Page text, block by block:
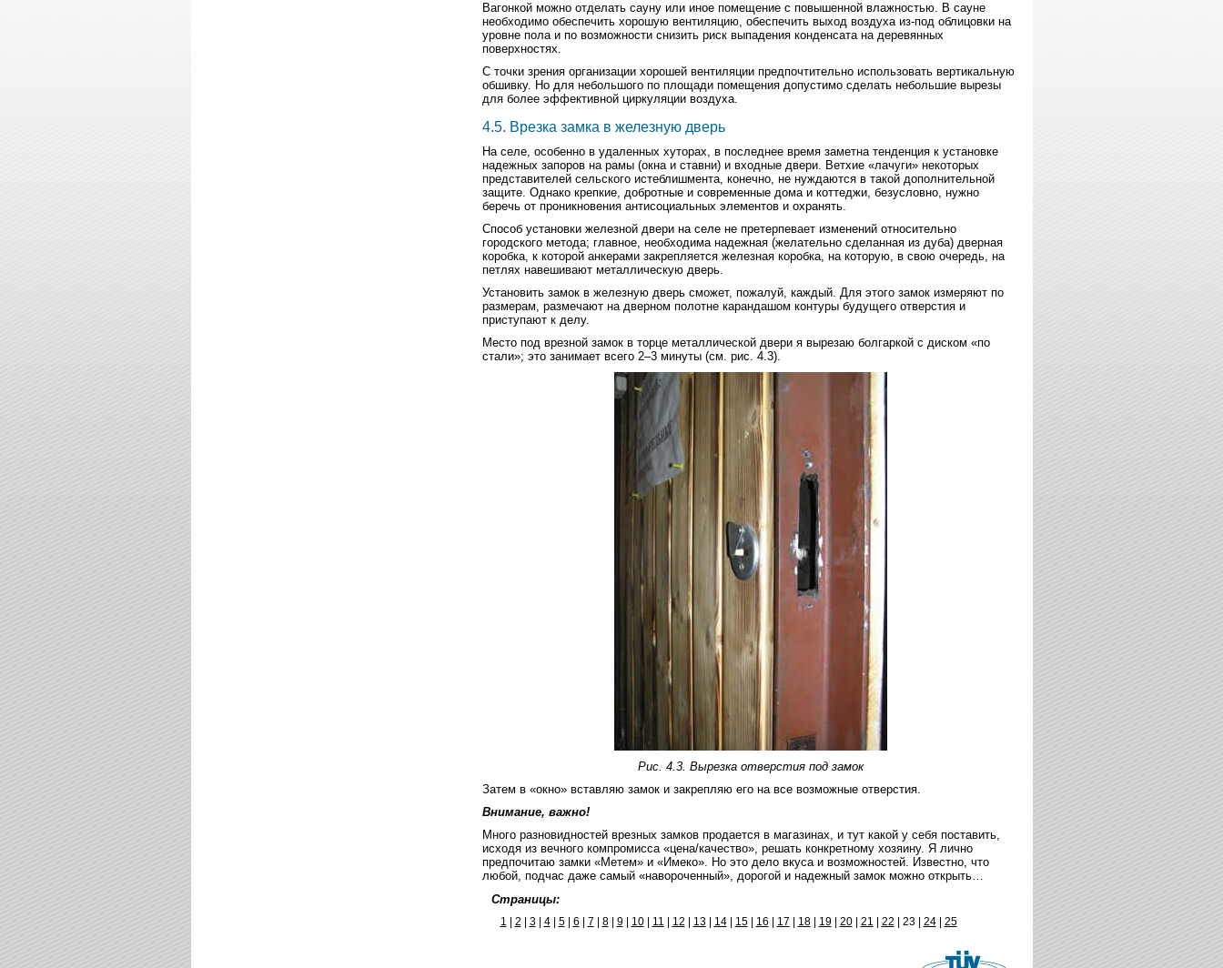
Вагонкой можно отделать сауну или иное помещение с повышенной влажностью. В сауне
необходимо обеспечить хорошую вентиляцию, обеспечить выход воздуха из-под облицовки на
уровне пола и по возможности снизить риск выпадения конденсата на деревянных
поверхностях.
С точки зрения организации хорошей вентиляции предпочтительно использовать вертикальную
обшивку. Но для небольшого по площади помещения допустимо сделать небольшие вырезы
для более эффективной циркуляции воздуха.
4.5. Врезка замка в железную дверь
На селе, особенно в удаленных хуторах, в последнее время заметна тенденция к установке
надежных запоров на рамы (окна и ставни) и входные двери. Ветхие «лачуги» некоторых
представителей сельского истеблишмента, конечно, не нуждаются в такой дополнительной
защите. Однако крепкие, добротные и современные дома и коттеджи, безусловно, нужно
беречь от проникновения антисоциальных элементов и охранять.
Способ установки железной двери на селе не претерпевает изменений относительно
городского метода; главное, необходима надежная (желательно сделанная из дуба) дверная
коробка, к которой анкерами закрепляется железная коробка, на которую, в свою очередь, на
петлях навешивают металлическую дверь.
Установить замок в железную дверь сможет, пожалуй, каждый. Для этого замок измеряют по
размерам, размечают на дверном полотне карандашом контуры будущего отверстия и
приступают к делу.
Место под врезной замок в торце металлической двери я вырезаю болгаркой с диском «по
стали»; это занимает всего 2–3 минуты (см. рис. 4.3).
Рис. 4.3. Вырезка отверстия под замок
Затем в «окно» вставляю замок и закрепляю его на все возможные отверстия.
Внимание, важно!
Много разновидностей врезных замков продается в магазинах, и тут какой у себя поставить,
исходя из вечного компромисса «цена/качество», решать конкретному хозяину. Я лично
предпочитаю замки «Метем» и «Имеко». Но это дело вкуса и возможностей. Известно, что
любой, подчас даже самый «навороченный», дорогой и надежный замок можно открыть…
Страницы:
1 2 3| 4| 5| 6 7 8| 9| 10| 11 12 13| 14| 15| 16 17 18| 19| 20| 21 22 23 | 24| 25